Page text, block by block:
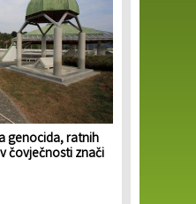
genocida, ratnih
čovječnosti znači